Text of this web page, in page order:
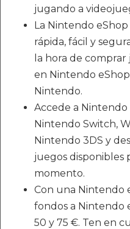
jugando a
La Nintendo
rápida, fácil y
la hora de
en Nintendo
Nintendo.
Accede a
Nintendo Switch,
Nintendo 3DS y
juegos disponibles
momento.
Con una Nintendo
fondos a Nintendo
50 y 75 €. Ten en